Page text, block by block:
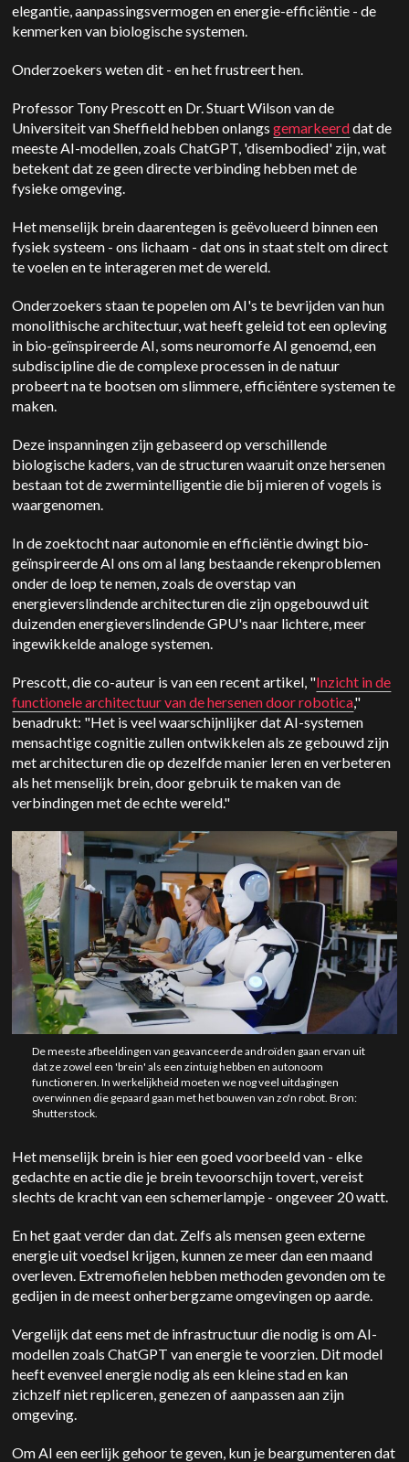
elegantie, aanpassingsvermogen en energie-efficiëntie - de
kenmerken van biologische systemen.
Onderzoekers weten dit - en het frustreert hen.
Professor Tony Prescott en Dr. Stuart Wilson van de
Universiteit van Sheffield hebben onlangsgemarkeerddat de
meeste AI-modellen, zoals ChatGPT, 'disembodied' zijn, wat
betekent dat ze geen directe verbinding hebben met de
fysieke omgeving.
Het menselijk brein daarentegen is geëvolueerd binnen een
fysiek systeem - ons lichaam - dat ons in staat stelt om direct
te voelen en te interageren met de wereld.
Onderzoekers staan te popelen om AI's te bevrijden van hun
monolithische architectuur, wat heeft geleid tot een opleving
in bio-geïnspireerde AI, soms neuromorfe AI genoemd, een
subdiscipline die de complexe processen in de natuur
probeert na te bootsen om slimmere, efficiëntere systemen te
maken.
Deze inspanningen zijn gebaseerd op verschillende
biologische kaders, van de structuren waaruit onze hersenen
bestaan tot de zwermintelligentie die bij mieren of vogels is
waargenomen.
In de zoektocht naar autonomie en efficiëntie dwingt bio-
geïnspireerde AI ons om al lang bestaande rekenproblemen
onder de loep te nemen, zoals de overstap van
energieverslindende architecturen die zijn opgebouwd uit
duizenden energieverslindende GPU's naar lichtere, meer
ingewikkelde analoge systemen.
Prescott, die co-auteur is van een recent artikel, "Inzicht in de
functionele architectuur van de hersenen door robotica,"
benadrukt: "Het is veel waarschijnlijker dat AI-systemen
mensachtige cognitie zullen ontwikkelen als ze gebouwd zijn
met architecturen die op dezelfde manier leren en verbeteren
als het menselijk brein, door gebruik te maken van de
verbindingen met de echte wereld."
De meeste afbeeldingen van geavanceerde androïden gaan ervan uit
dat ze zowel een 'brein' als een zintuig hebben en autonoom
functioneren. In werkelijkheid moeten we nog veel uitdagingen
overwinnen die gepaard gaan met het bouwen van zo'n robot. Bron:
Shutterstock.
Het menselijk brein is hier een goed voorbeeld van - elke
gedachte en actie die je brein tevoorschijn tovert, vereist
slechts de kracht van een schemerlampje - ongeveer 20 watt.
En het gaat verder dan dat. Zelfs als mensen geen externe
energie uit voedsel krijgen, kunnen ze meer dan een maand
overleven. Extremofielen hebben methoden gevonden om te
gedijen in de meest onherbergzame omgevingen op aarde.
Vergelijk dat eens met de infrastructuur die nodig is om AI-
modellen zoals ChatGPT van energie te voorzien. Dit model
heeft evenveel energie nodig als een kleine stad en kan
zichzelf niet repliceren, genezen of aanpassen aan zijn
omgeving.
Om AI een eerlijk gehoor te geven, kun je beargumenteren dat